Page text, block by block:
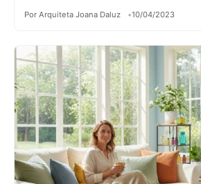
Por Arquiteta Joana Daluz 10/04/2023